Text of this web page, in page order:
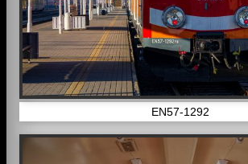
EN57-1292